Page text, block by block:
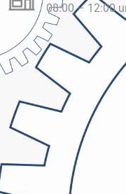
08:00 – 12:00